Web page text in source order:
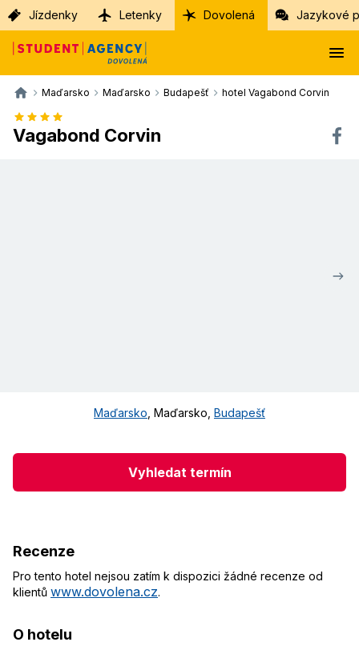
Jízdenky Letenky Dovolená Jazykové
Maďarsko Maďarsko Budapešť hotel Vagabond Corvin
Vagabond Corvin
Maďarsko Maďarsko Budapešť
Vyhledat termín
Recenze
Pro tento hotel nejsou zatím k dispozici žádné recenze od
klientů www.dovolena.cz.
O hotelu